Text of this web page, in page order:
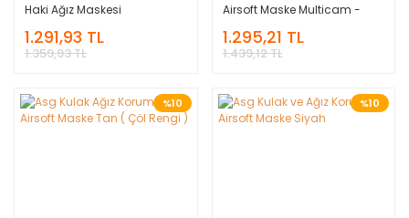
Haki Ağız Maskesi
1.291,93 TL
1.359,93 TL
Airsoft Maske Multicam -
Camo
1.295,21 TL
1.439,12 TL
%10 %10